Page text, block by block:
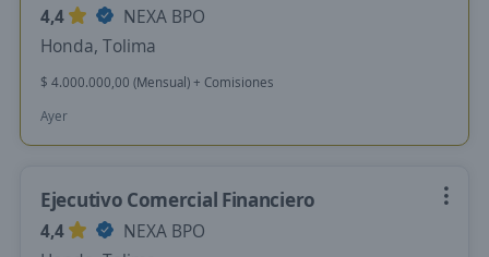
4,4
NEXA BPO
Honda, Tolima
$ 4.000.000,00 (Mensual) + Comisiones
Ayer
Ejecutivo Comercial Financiero
4,4
NEXA BPO